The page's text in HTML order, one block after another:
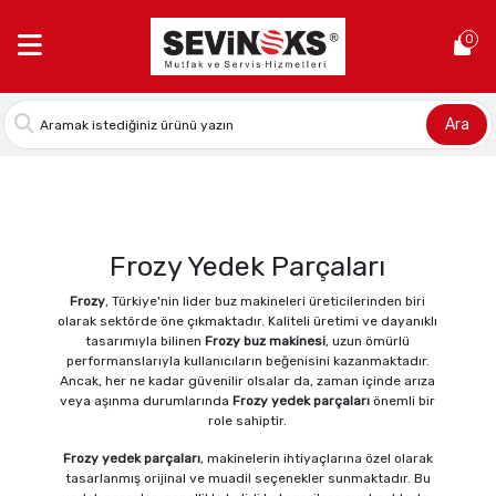
0
Ara
Önceki
Frozy Yedek Parçaları
Frozy, Türkiye'nin lider buz makineleri üreticilerinden biri
olarak sektörde öne çıkmaktadır. Kaliteli üretimi ve dayanıklı
tasarımıyla bilinenFrozy buz makinesi, uzun ömürlü
performanslarıyla kullanıcıların beğenisini kazanmaktadır.
Ancak, her ne kadar güvenilir olsalar da, zaman içinde arıza
veya aşınma durumlarındaFrozy yedek parçaları önemli bir
role sahiptir.
Frozy yedek parçaları, makinelerin ihtiyaçlarına özel olarak
tasarlanmış orijinal ve muadil seçenekler sunmaktadır. Bu